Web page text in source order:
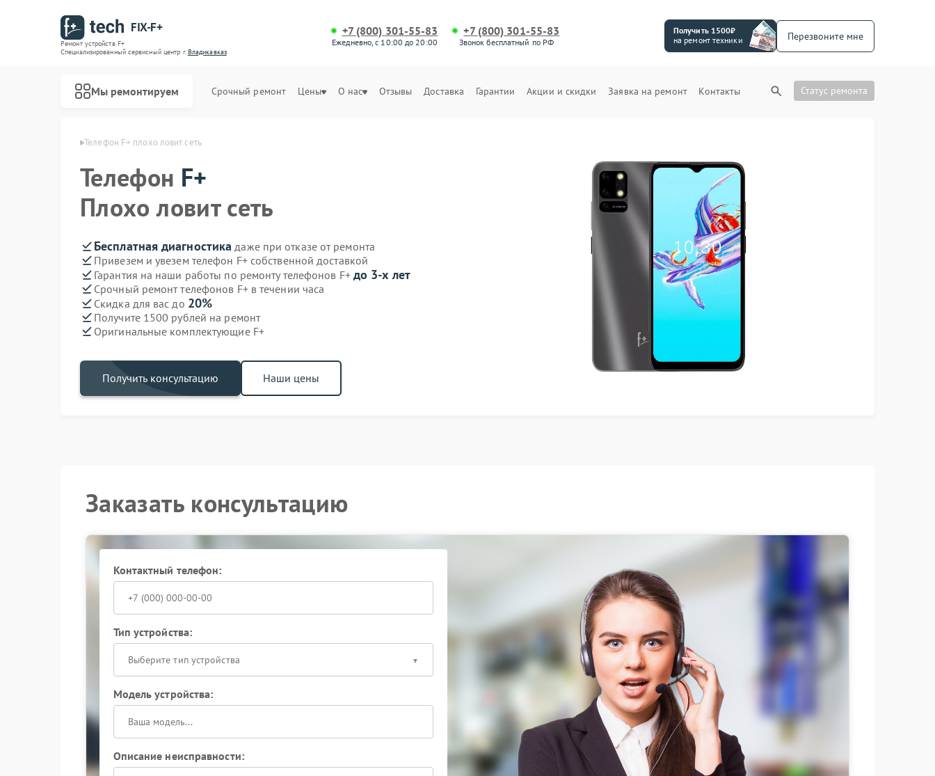
FIX-F+
Ремонт устройств F+
Специализированный cервисный центр г.Владикавказ
+7 (800) 301-55-83
Ежедневно, с 10:00 до 20:00
+7 (800) 301-55-83
Звонок бесплатный по РФ
Получить 1500₽
на ремонт техники
Перезвоните мне
Мы ремонтируем Срочный ремонт Цены О нас Отзывы Доставка Гарантии Акции и скидки Заявка на ремонт Контакты Статус ремонта
F+ в Владикавказе Телефон F+ плохо ловит сеть
Телефон F+
Плохо ловит сеть
Бесплатная диагностика даже при отказе от ремонта
Привезем и увезем телефон F+ собственной доставкой
Гарантия на наши работы по ремонту телефонов F+ до 3-х лет
Срочный ремонт телефонов F+ в течении часа
Скидка для вас до 20%
Получите 1500 рублей на ремонт
Оригинальные комплектующие F+
Получить консультацию Наши цены
Заказать консультацию
Контактный телефон:
Тип устройства:
Выберите тип устройства
Модель устройства:
Описание неисправности: